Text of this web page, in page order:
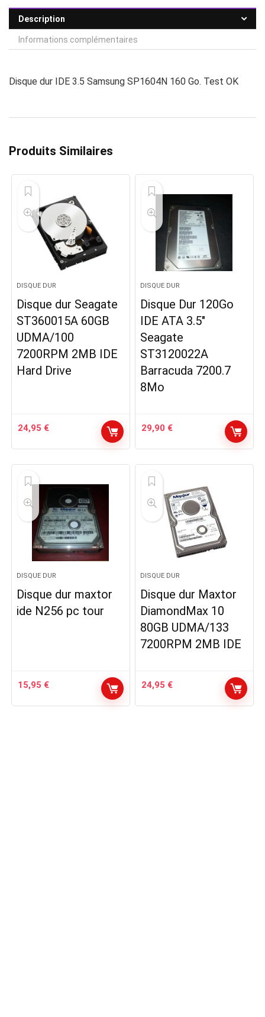
Description
Informations complémentaires
Disque dur IDE 3.5 Samsung SP1604N 160 Go. Test OK
Produits Similaires
DISQUE DUR
Disque dur Seagate
ST360015A 60GB
UDMA/100
7200RPM 2MB IDE
Hard Drive
24,95 €
DISQUE DUR
Disque Dur 120Go
IDE ATA 3.5″
Seagate
ST3120022A
Barracuda 7200.7
8Mo
29,90 €
DISQUE DUR
Disque dur maxtor
ide N256 pc tour
15,95 €
DISQUE DUR
Disque dur Maxtor
DiamondMax 10
80GB UDMA/133
7200RPM 2MB IDE
24,95 €